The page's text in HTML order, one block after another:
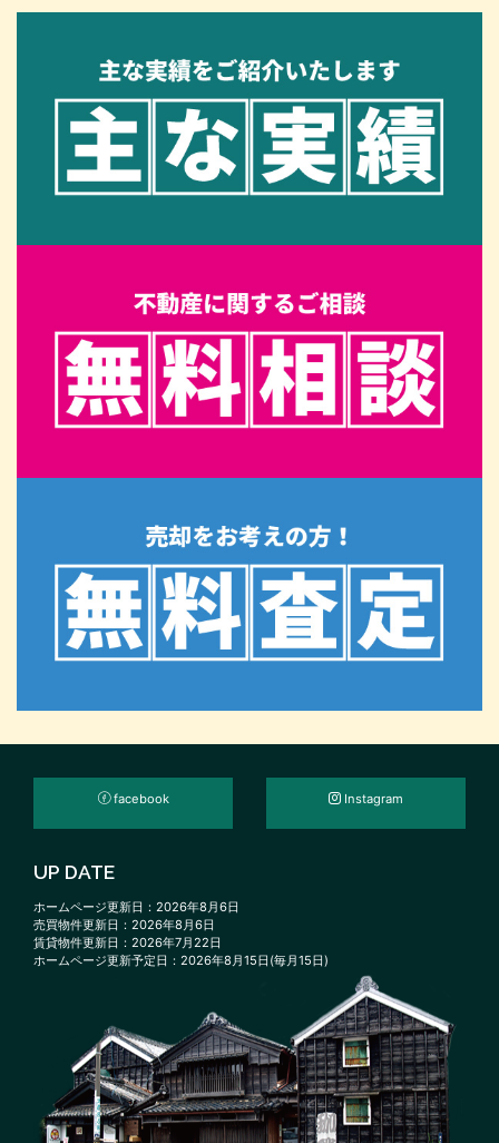
facebook Instagram
UP DATE
ホームページ更新日：2026年8月6日
売買物件更新日：2026年8月6日
賃貸物件更新日：2026年7月22日
ホームページ更新予定日：2026年8月15日(毎月15日)